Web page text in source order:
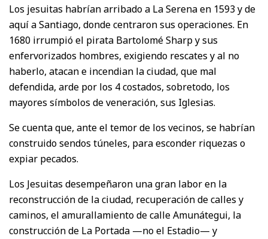
Los jesuitas habrían arribado a La Serena en 1593 y de
aquí a Santiago, donde centraron sus operaciones. En
1680 irrumpió el pirata Bartolomé Sharp y sus
enfervorizados hombres, exigiendo rescates y al no
haberlo, atacan e incendian la ciudad, que mal
defendida, arde por los 4 costados, sobretodo, los
mayores símbolos de veneración, sus Iglesias.
Se cuenta que, ante el temor de los vecinos, se habrían
construido sendos túneles, para esconder riquezas o
expiar pecados.
Los Jesuitas desempeñaron una gran labor en la
reconstrucción de la ciudad, recuperación de calles y
caminos, el amurallamiento de calle Amunátegui, la
construcción de La Portada —no el Estadio— y